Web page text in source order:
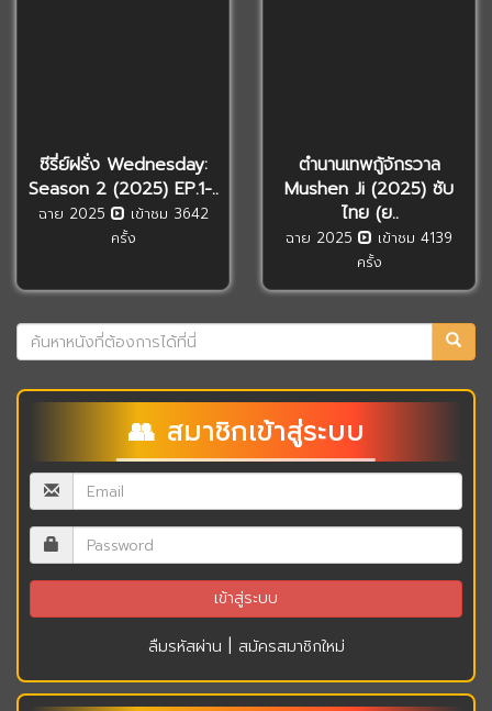
ซีรี่ย์ฝรั่ง Wednesday:
Season 2 (2025) EP.1-..
ฉาย 2025
เข้าชม 3642
ครั้ง
ตำนานเทพกู้จักรวาล
Mushen Ji (2025) ซับ
ไทย (ย..
ฉาย 2025
เข้าชม 4139
ครั้ง
👥 สมาชิกเข้าสู่ระบบ
ลืมรหัสผ่าน สมัครสมาชิกใหม่